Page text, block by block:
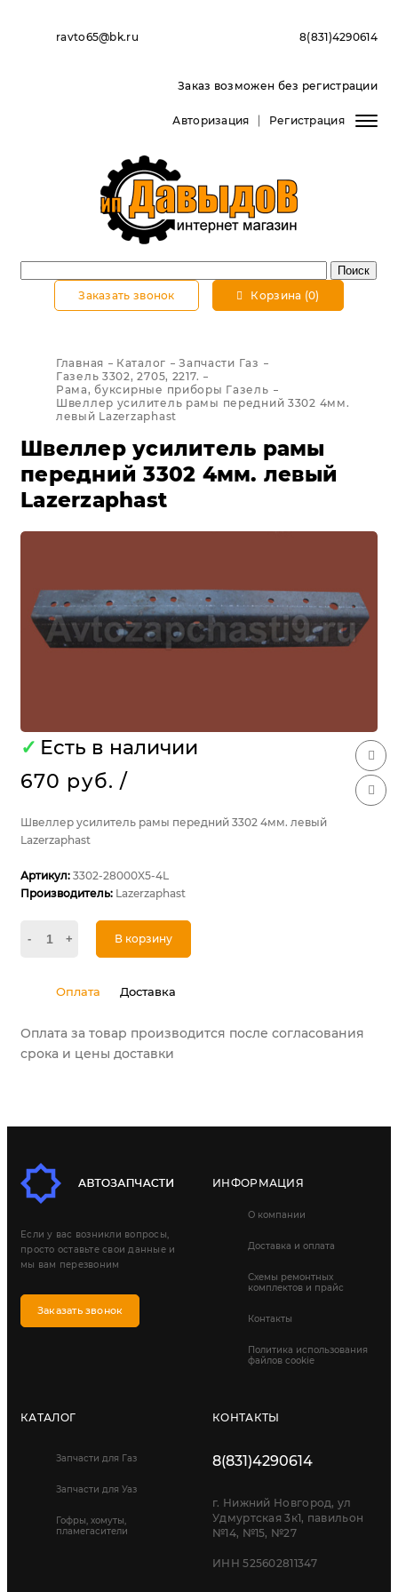
ravto65@bk.ru 8(831)4290614
Заказ возможен без регистрации
Авторизация Регистрация
Заказать звонок Корзина (0)
Главная Каталог
Запчасти Газ
Газель 3302, 2705, 2217.
Рама, буксирные приборы Газель
Швеллер усилитель рамы передний 3302 4мм.
левый Lazerzaphast
Швеллер усилитель рамы
передний 3302 4мм. левый
Lazerzaphast
✓ Есть в наличии
670 руб. /
Швеллер усилитель рамы передний 3302 4мм. левый
Lazerzaphast
Артикул: 3302-28000X5-4L
Производитель: Lazerzaphast
- + В корзину
Оплата Доставка
Оплата за товар производится после согласования
срока и цены доставки
Если у вас возникли вопросы,
просто оставьте свои данные и
мы вам перезвоним
Заказать звонок
ИНФОРМАЦИЯ
О компании
Доставка и оплата
Схемы ремонтных
комплектов и прайс
Контакты
Политика использования
файлов cookie
КАТАЛОГ
Запчасти для Газ
Запчасти для Уаз
Гофры, хомуты,
пламегасители
КОНТАКТЫ
8(831)4290614
г. Нижний Новгород, ул
Удмуртская 3к1, павильон
№14, №15, №27
ИНН 525602811347